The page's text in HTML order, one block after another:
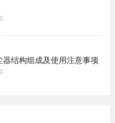
器结构组成及使用注意事项